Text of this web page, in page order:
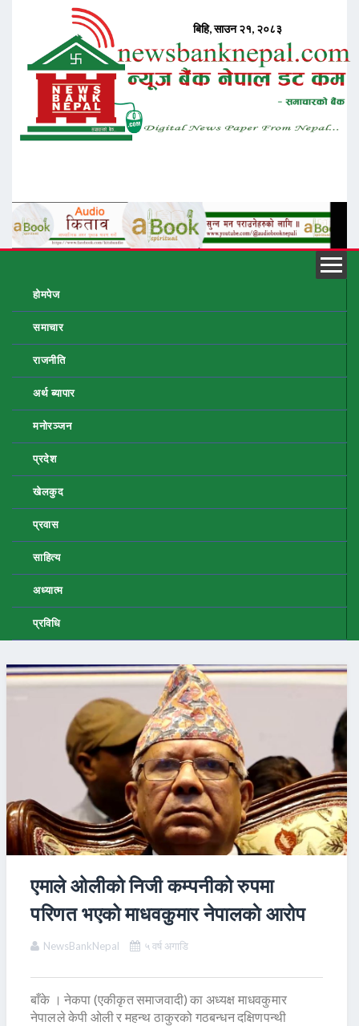
होमपेज
समाचार
राजनीति
अर्थ ब्यापार
मनोरञ्जन
प्रदेश
खेलकुद
प्रवास
साहित्य
अध्यात्म
प्रविधि
एमाले ओलीको निजी कम्पनीको रुपमा
परिणत भएको माधवकुमार नेपालकाे आरोप
NewsBankNepal ५ वर्ष अगाडि
बाँके । नेकपा (एकीकृत समाजवादी) का अध्यक्ष माधवकुमार
नेपालले केपी ओली र महन्थ ठाकुरको गठबन्धन दक्षिणपन्थी